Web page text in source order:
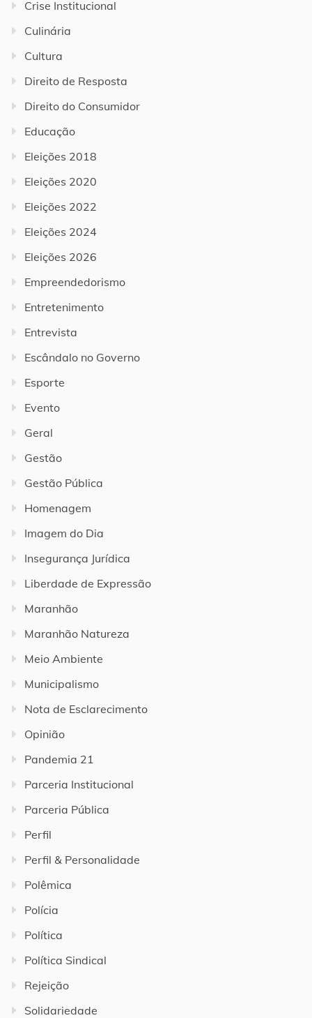
Crise Institucional
Culinária
Cultura
Direito de Resposta
Direito do Consumidor
Educação
Eleições 2018
Eleições 2020
Eleições 2022
Eleições 2024
Eleições 2026
Empreendedorismo
Entretenimento
Entrevista
Escândalo no Governo
Esporte
Evento
Geral
Gestão
Gestão Pública
Homenagem
Imagem do Dia
Insegurança Jurídica
Liberdade de Expressão
Maranhão
Maranhão Natureza
Meio Ambiente
Municipalismo
Nota de Esclarecimento
Opinião
Pandemia 21
Parceria Institucional
Parceria Pública
Perfil
Perfil & Personalidade
Polêmica
Polícia
Política
Política Sindical
Rejeição
Solidariedade